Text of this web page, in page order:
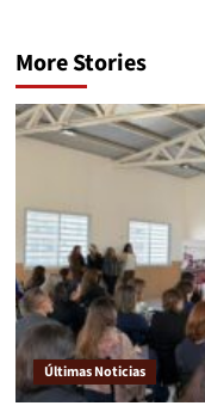
More Stories
Últimas Noticias